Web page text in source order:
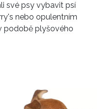
své psy vybavit psí
nebo opulentním
podobě plyšového